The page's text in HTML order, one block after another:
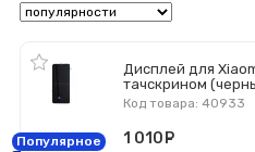
Дисплей для
тачскрином
Код товара: 40933
Популярное 1 010